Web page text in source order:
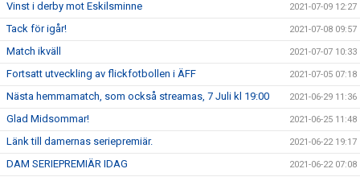
Vinst i derby mot Eskilsminne 2021-07-09 12:27
Tack för igår! 2021-07-08 09:57
Match ikväll 2021-07-07 10:33
Fortsatt utveckling av flickfotbollen i ÄFF 2021-07-05 07:18
Nästa hemmamatch, som också streamas, 7 Juli kl 19:00 2021-06-29 11:36
Glad Midsommar! 2021-06-25 11:48
Länk till damernas seriepremiär. 2021-06-22 19:17
DAM SERIEPREMIÄR IDAG 2021-06-22 07:08